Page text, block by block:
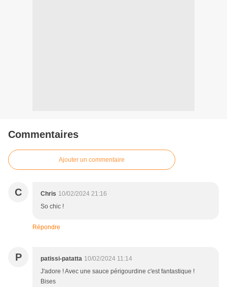
Commentaires
Ajouter un commentaire
C Chris 10/02/2024 21:16
So chic !
Répondre
P patissi-patatta 10/02/2024 11:14
J'adore ! Avec une sauce périgourdine c'est fantastique !
Bises